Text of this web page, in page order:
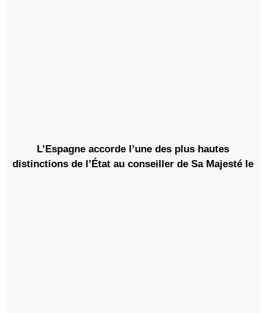
L’Espagne accorde l’une des plus hautes
distinctions de l’État au conseiller de Sa Majesté le